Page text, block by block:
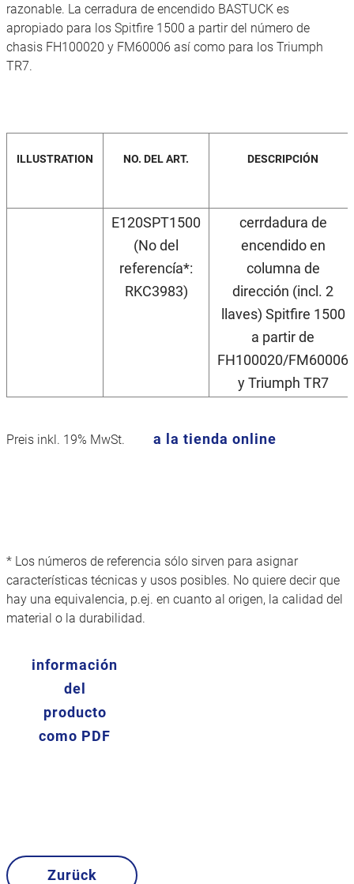
razonable. La cerradura de encendido BASTUCK es
apropiado para los Spitfire 1500 a partir del número de
chasis FH100020 y FM60006 así como para los Triumph
TR7.
ILLUSTRATION NO. DEL ART. DESCRIPCIÓN
E120SPT1500
(No del
referencía*:
RKC3983)
cerrdadura de
encendido en
columna de
dirección (incl. 2
llaves) Spitfire 1500
a partir de
FH100020/FM60006
y Triumph TR7
Preis inkl. 19% MwSt. a la tienda online
* Los números de referencia sólo sirven para asignar
características técnicas y usos posibles. No quiere decir que
hay una equivalencia, p.ej. en cuanto al origen, la calidad del
material o la durabilidad.
información
del
producto
como PDF
Zurück